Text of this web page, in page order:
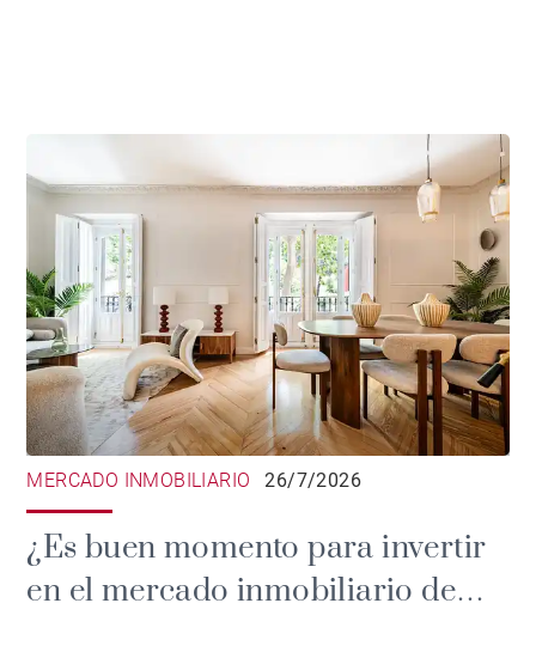
MERCADO INMOBILIARIO 26/7/2026
¿Es buen momento para invertir
en el mercado inmobiliario de